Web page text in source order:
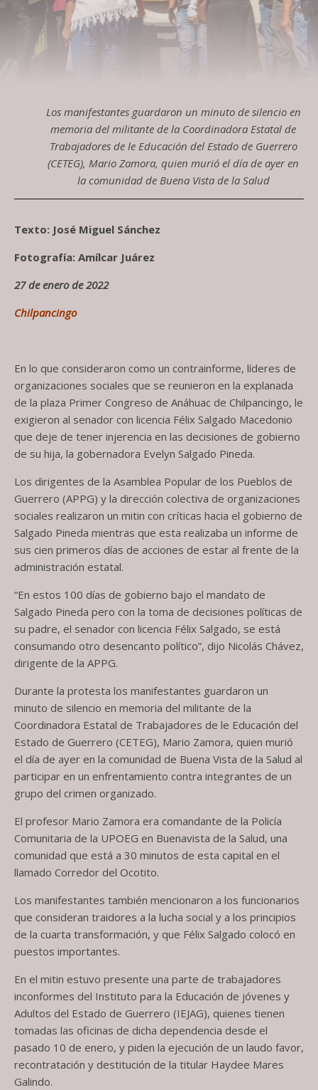
Los manifestantes guardaron un minuto de silencio en
memoria del militante de la Coordinadora Estatal de
Trabajadores de le Educación del Estado de Guerrero
(CETEG), Mario Zamora, quien murió el día de ayer en
la comunidad de Buena Vista de la Salud
Texto: José Miguel Sánchez
Fotografía: Amílcar Juárez
27 de enero de 2022
Chilpancingo
En lo que consideraron como un contrainforme, líderes de
organizaciones sociales que se reunieron en la explanada
de la plaza Primer Congreso de Anáhuac de Chilpancingo, le
exigieron al senador con licencia Félix Salgado Macedonio
que deje de tener injerencia en las decisiones de gobierno
de su hija, la gobernadora Evelyn Salgado Pineda.
Los dirigentes de la Asamblea Popular de los Pueblos de
Guerrero (APPG) y la dirección colectiva de organizaciones
sociales realizaron un mitin con críticas hacia el gobierno de
Salgado Pineda mientras que esta realizaba un informe de
sus cien primeros días de acciones de estar al frente de la
administración estatal.
“En estos 100 días de gobierno bajo el mandato de
Salgado Pineda pero con la toma de decisiones políticas de
su padre, el senador con licencia Félix Salgado, se está
consumando otro desencanto político”, dijo Nicolás Chávez,
dirigente de la APPG.
Durante la protesta los manifestantes guardaron un
minuto de silencio en memoria del militante de la
Coordinadora Estatal de Trabajadores de le Educación del
Estado de Guerrero (CETEG), Mario Zamora, quien murió
el día de ayer en la comunidad de Buena Vista de la Salud al
participar en un enfrentamiento contra integrantes de un
grupo del crimen organizado.
El profesor Mario Zamora era comandante de la Policía
Comunitaria de la UPOEG en Buenavista de la Salud, una
comunidad que está a 30 minutos de esta capital en el
llamado Corredor del Ocotito.
Los manifestantes también mencionaron a los funcionarios
que consideran traidores a la lucha social y a los principios
de la cuarta transformación, y que Félix Salgado colocó en
puestos importantes.
En el mitin estuvo presente una parte de trabajadores
inconformes del Instituto para la Educación de jóvenes y
Adultos del Estado de Guerrero (IEJAG), quienes tienen
tomadas las oficinas de dicha dependencia desde el
pasado 10 de enero, y piden la ejecución de un laudo favor,
recontratación y destitución de la titular Haydee Mares
Galindo.